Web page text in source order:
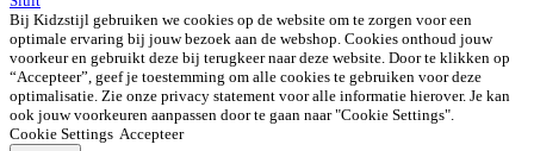
Bij Kidzstijl gebruiken we cookies op de website om te zorgen voor een
optimale ervaring bij jouw bezoek aan de webshop. Cookies onthoud jouw
voorkeur en gebruikt deze bij terugkeer naar deze website. Door te klikken op
“Accepteer”, geef je toestemming om alle cookies te gebruiken voor deze
optimalisatie. Zie onze privacy statement voor alle informatie hierover. Je kan
ook jouw voorkeuren aanpassen door te gaan naar "Cookie Settings".
Cookie Settings Accepteer